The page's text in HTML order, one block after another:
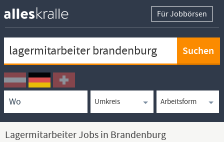
Für Jobbörsen
Ortssuche
Umkreissuche
Arbeitsform
Lagermitarbeiter Jobs in Brandenburg